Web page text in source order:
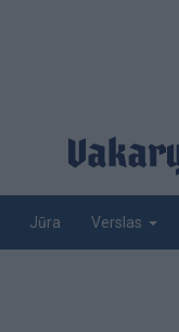
Jūra Verslas